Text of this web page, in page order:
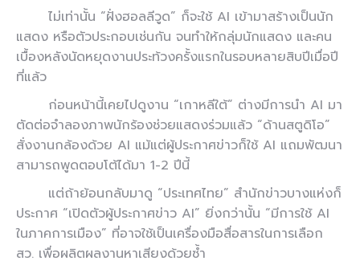
ไม่เท่านั้น “ฝั่งฮอลลีวูด” ก็จะใช้ AI เข้ามาสร้างเป็นนัก
แสดง หรือตัวประกอบเช่นกัน จนทำให้กลุ่มนักแสดง และคน
เบื้องหลังนัดหยุดงานประท้วงครั้งแรกในรอบหลายสิบปีเมื่อปี
ที่แล้ว
ก่อนหน้านี้เคยไปดูงาน “เกาหลีใต้” ต่างมีการนำ AI มา
ตัดต่อจำลองภาพนักร้องช่วยแสดงร่วมแล้ว “ด้านสตูดิโอ”
สั่งงานกล้องด้วย AI แม้แต่ผู้ประกาศข่าวก็ใช้ AI แถมพัฒนา
สามารถพูดตอบโต้ได้มา 1-2 ปีนี้
แต่ถ้าย้อนกลับมาดู “ประเทศไทย” สำนักข่าวบางแห่งก็
ประกาศ “เปิดตัวผู้ประกาศข่าว AI” ยิ่งกว่านั้น “มีการใช้ AI
ในภาคการเมือง” ที่อาจใช้เป็นเครื่องมือสื่อสารในการเลือก
สว. เพื่อผลิตผลงานหาเสียงด้วยซ้ำ